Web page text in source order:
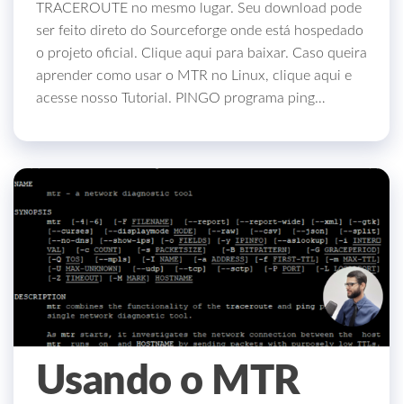
TRACEROUTE no mesmo lugar. Seu download pode
ser feito direto do Sourceforge onde está hospedado
o projeto oficial. Clique aqui para baixar. Caso queira
aprender como usar o MTR no Linux, clique aqui e
acesse nosso Tutorial. PINGO programa ping…
Usando o MTR